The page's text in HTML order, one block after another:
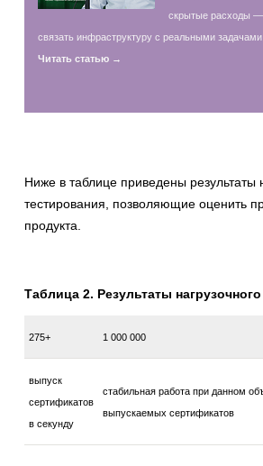
скрытые расходы —
связать инфраструктуру с реальными задачами
Читать статью →
Ниже в таблице приведены результаты
тестирования, позволяющие оценить
продукта.
Таблица 2. Результаты
275+ 1 000 000
выпуск
сертификатов
в секунду
стабильная работа при данном
выпускаемых сертификатов